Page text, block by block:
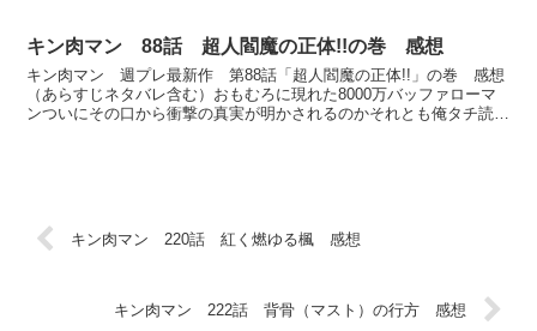
キン肉マン 88話 超人閻魔の正体!!の巻 感想
キン肉マン 週プレ最新作 第88話「超人閻魔の正体!!」の巻 感想
（あらすじネタバレ含む）おもむろに現れた8000万バッファローマ
ンついにその口から衝撃の真実が明かされるのかそれとも俺タチ読者
キン肉マン 220話 紅く燃ゆる楓 感想
キン肉マン 222話 背骨（マスト）の行方 感想